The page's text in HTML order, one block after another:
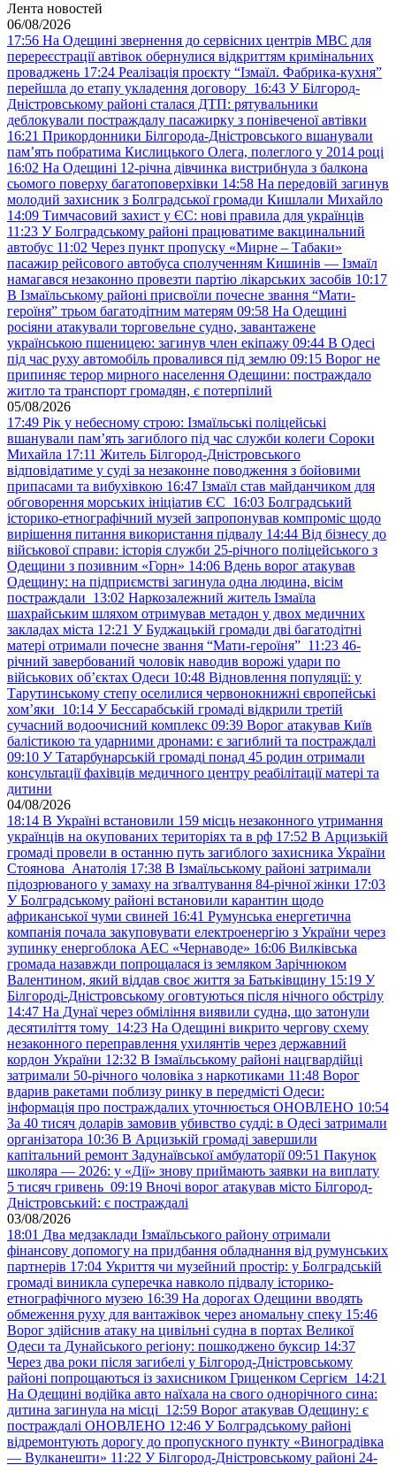
Лента новостей
06/08/2026
17:56 На Одещині звернення до сервісних центрів МВС для
перереєстрації автівок обернулися відкриттям кримінальних
проваджень 17:24 Реалізація проєкту “Ізмаїл. Фабрика-кухня”
перейшла до етапу укладення договору 16:43 У Білгород-
Дністровському районі сталася ДТП: рятувальники
деблокували постраждалу пасажирку з понівеченої автівки
16:21 Прикордонники Білгорода-Дністровського вшанували
пам’ять побратима Кислицького Олега, полеглого у 2014 році
16:02 На Одещині 12-річна дівчинка вистрибнула з балкона
сьомого поверху багатоповерхівки 14:58 На передовій загинув
молодий захисник з Болградської громади Кишлали Михайло
14:09 Тимчасовий захист у ЄС: нові правила для українців
11:23 У Болградському районі працюватиме вакцинальний
автобус 11:02 Через пункт пропуску «Мирне – Табаки»
пасажир рейсового автобуса сполученням Кишинів — Ізмаїл
намагався незаконно провезти партію лікарських засобів 10:17
В Ізмаїльському районі присвоїли почесне звання “Мати-
героїня” трьом багатодітним матерям 09:58 На Одещині
росіяни атакували торговельне судно, завантажене
українською пшеницею: загинув член екіпажу 09:44 В Одесі
під час руху автомобіль провалився під землю 09:15 Ворог не
припиняє терор мирного населення Одещини: постраждало
житло та транспорт громадян, є потерпілий
05/08/2026
17:49 Рік у небесному строю: Ізмаїльські поліцейські
вшанували пам’ять загиблого під час служби колеги Сороки
Михайла 17:11 Житель Білгород-Дністровського
відповідатиме у суді за незаконне поводження з бойовими
припасами та вибухівкою 16:47 Ізмаїл став майданчиком для
обговорення морських ініціатив ЄС 16:03 Болградський
історико-етнографічний музей запропонував компроміс щодо
вирішення питання використання підвалу 14:44 Від бізнесу до
військової справи: історія служби 25-річного поліцейського з
Одещини з позивним «Горн» 14:06 Вдень ворог атакував
Одещину: на підприємстві загинула одна людина, вісім
постраждали 13:02 Наркозалежний житель Ізмаїла
шахрайським шляхом отримував метадон у двох медичних
закладах міста 12:21 У Буджацькій громади дві багатодітні
матері отримали почесне звання “Мати-героїня” 11:23 46-
річний завербований чоловік наводив ворожі удари по
військових обʼєктах Одеси 10:48 Відновлення популяції: у
Тарутинському степу оселилися червонокнижні європейські
хом’яки 10:14 У Бессарабській громаді відкрили третій
сучасний водоочисний комплекс 09:39 Ворог атакував Київ
балістикою та ударними дронами: є загиблий та постраждалі
09:10 У Татарбунарській громаді понад 45 родин отримали
консультації фахівців медичного центру реабілітації матері та
дитини
04/08/2026
18:14 В Україні встановили 159 місць незаконного утримання
українців на окупованих територіях та в рф 17:52 В Арцизькій
громаді провели в останню путь загиблого захисника України
Стоянова Анатолія 17:38 В Ізмаїльському районі затримали
підозрюваного у замаху на зґвалтування 84-річної жінки 17:03
У Болградському районі встановили карантин щодо
африканської чуми свиней 16:41 Румунська енергетична
компанія почала закуповувати електроенергію з України через
зупинку енергоблока АЕС «Чернаводе» 16:06 Вилківська
громада назавжди попрощалася із земляком Зарічнюком
Валентином, який віддав своє життя за Батьківщину 15:19 У
Білгороді-Дністровському оговтуються після нічного обстрілу
14:47 На Дунаї через обміління виявили судна, що затонули
десятиліття тому 14:23 На Одещині викрито чергову схему
незаконного переправлення ухилянтів через державний
кордон України 12:32 В Ізмаїльському районі нацгвардійці
затримали 50-річного чоловіка з наркотиками 11:48 Ворог
вдарив ракетами поблизу ринку в передмісті Одеси:
інформація про постраждалих уточнюється ОНОВЛЕНО 10:54
За 40 тисяч доларів замовив убивство судді: в Одесі затримали
організатора 10:36 В Арцизькій громаді завершили
капітальний ремонт Задунаївської амбулаторії 09:51 Пакунок
школяра — 2026: у «Дії» знову приймають заявки на виплату
5 тисяч гривень 09:19 Вночі ворог атакував місто Білгород-
Дністровський: є постраждалі
03/08/2026
18:01 Два медзаклади Ізмаїльського району отримали
фінансову допомогу на придбання обладнання від румунських
партнерів 17:04 Укриття чи музейний простір: у Болградській
громаді виникла суперечка навколо підвалу історико-
етнографічного музею 16:39 На дорогах Одещини вводять
обмеження руху для вантажівок через аномальну спеку 15:46
Ворог здійснив атаку на цивільні судна в портах Великої
Одеси та Дунайського регіону: пошкоджено буксир 14:37
Через два роки після загибелі у Білгород-Дністровському
районі попрощаються із захисником Гриценком Сергієм 14:21
На Одещині водійка авто наїхала на свого однорічного сина:
дитина загинула на місці 12:59 Ворог атакував Одещину: є
постраждалі ОНОВЛЕНО 12:46 У Болградському районі
відремонтують дорогу до пропускного пункту «Виноградівка
— Вулканешти» 11:22 У Білгород-Дністровському районі 24-